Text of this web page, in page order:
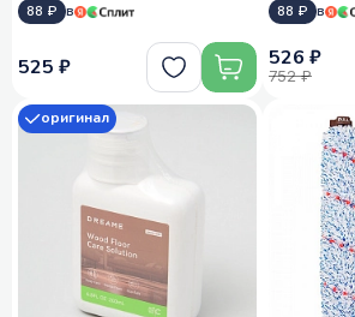
88 ₽ в
525 ₽
88 ₽ в
526 ₽
752 ₽
оригинал